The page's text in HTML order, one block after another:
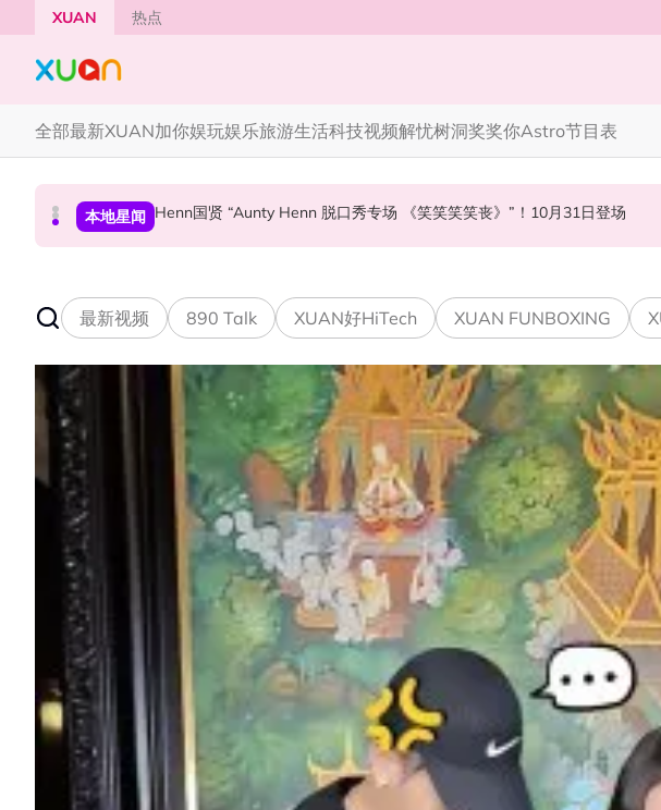
Skip to main content
XUAN 热点
全部最新XUAN加你娱玩娱乐旅游生活科技视频解忧树洞奖奖你Astro节目表
中港台新 范玮琪大马开唱！一家四口来马 黑人公开寻美食介绍“可以推荐一下吗？”
本地星闻 Henn国贤 “Aunty Henn 脱口秀专场 《笑笑笑笑丧》”！10月31日登场
中港台新 63岁关之琳被曝新男友小她36岁！亲自发文回应 “奶孙恋”
最新视频 890 Talk XUAN好HiTech XUAN FUNBOXING